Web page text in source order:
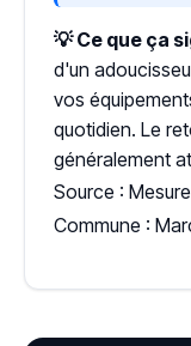
💡 Ce que ça
d'un
vos
quotidien. Le
généralement
Source :
Commune :